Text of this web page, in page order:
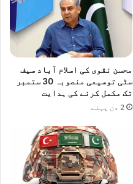
محسن نقوی کی اسلام آباد سیف
سٹی توسیعی منصوبہ 30 ستمبر
تک مکمل کرنے کی ہدایت
2 دن پہلے